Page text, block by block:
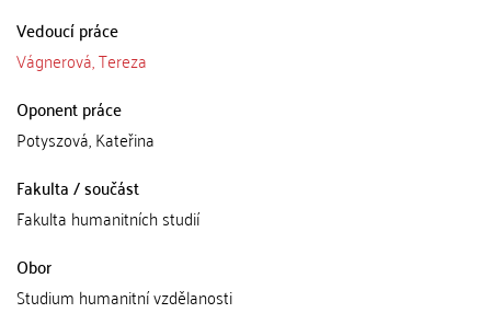
Vedoucí práce
Vágnerová, Tereza
Oponent práce
Potyszová, Kateřina
Fakulta / součást
Fakulta humanitních studií
Obor
Studium humanitní vzdělanosti